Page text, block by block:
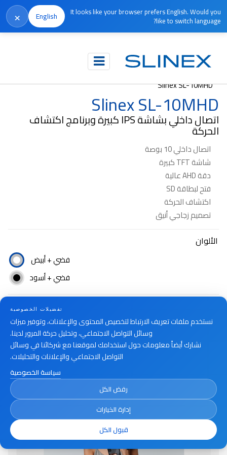
It looks like your browser prefers English. Would you
like to switch language?
English
×
الرئيسية المنتجات
الاتصال الداخلي المرئي
Slinex SL-10MHD
Slinex SL-10MHDاتصال داخلي بشاشة IPS كبيرة وبرنامج اكتشاف
الحركة
اتصال داخلي 10 بوصة
شاشة TFT كبيرة
دقة AHD عالية
فتح لبطاقة SD
اكتشاف الحركة
تصميم زجاجي أنيق
الألوان
فضي + أبيض
فضي + أسود
تفضيلات الخصوصية
نستخدم ملفات تعريف الارتباط لتخصيص المحتوى والإعلانات، وتوفير ميزات
وسائل التواصل الاجتماعي، وتحليل حركة المرور لدينا.
نشارك أيضاً معلومات حول استخدامك لموقعنا مع شركائنا في وسائل
التواصل الاجتماعي والإعلانات والتحليلات.
سياسة الخصوصية
رفض الكل
إدارة الخيارات
قبول الكل